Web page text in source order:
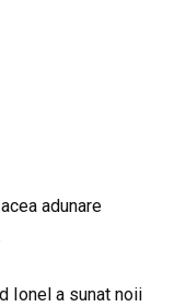
adunare
Ionel a sunat noii